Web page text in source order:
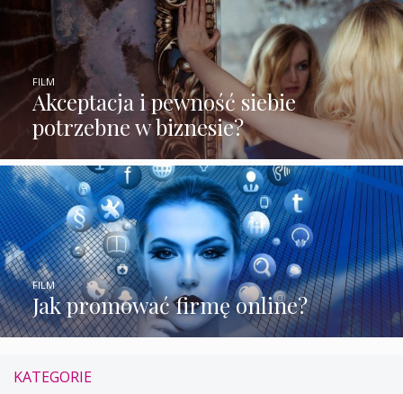
Akceptacja i pewność siebie
potrzebne w biznesie?
FILM
Jak promować firmę online?
FILM
KATEGORIE